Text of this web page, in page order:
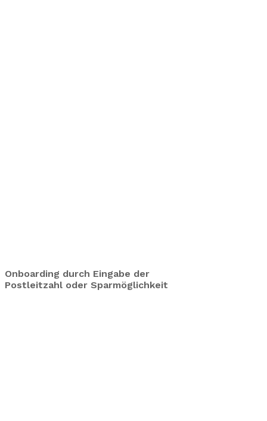
Onboarding durch Eingabe der
Postleitzahl oder Sparmöglichkeit